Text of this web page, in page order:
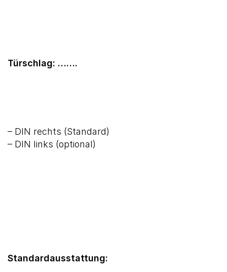
Türschlag: …….
– DIN rechts (Standard)
– DIN links (optional)
Standardausstattung: